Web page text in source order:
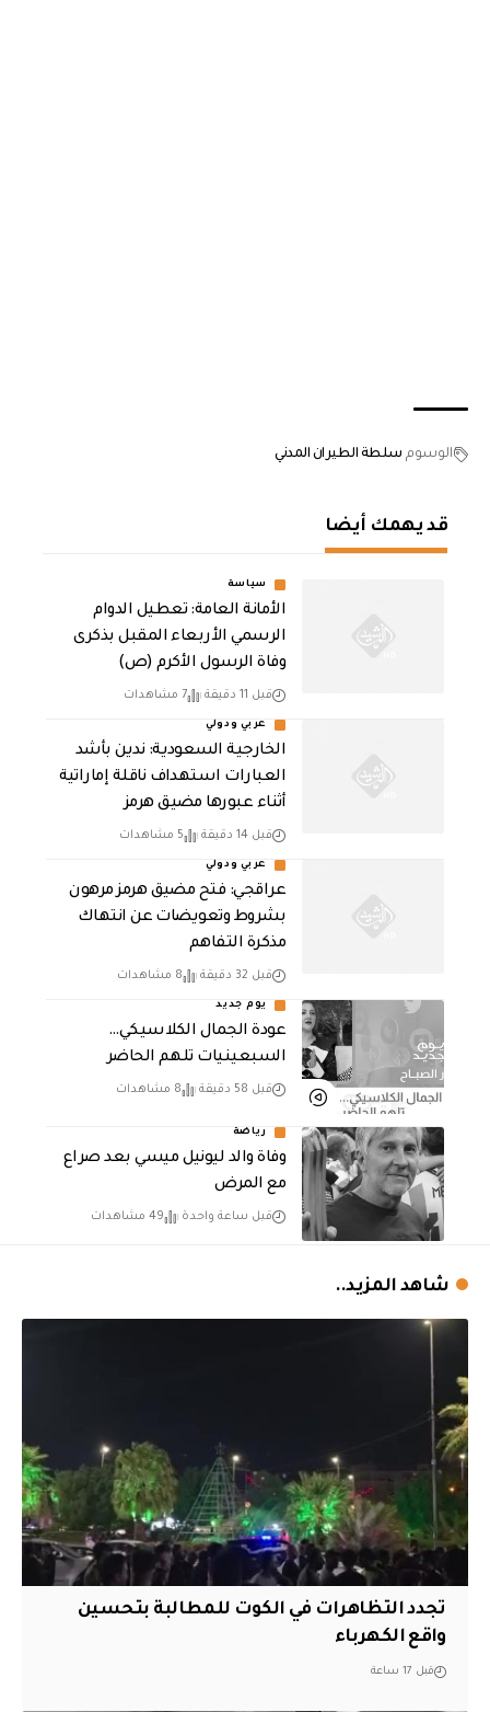
الوسوم سلطة الطيران المدني
قد يهمك أيضا
سياسة
الأمانة العامة: تعطيل الدوام
الرسمي الأربعاء المقبل بذكرى
وفاة الرسول الأكرم (ص)
قبل 11 دقيقة 7 مشاهدات
عربي ودولي
‏الخارجية السعودية: ندين بأشد
العبارات استهداف ناقلة إماراتية
أثناء عبورها مضيق هرمز
قبل 14 دقيقة 5 مشاهدات
عربي ودولي
عراقجي: فتح مضيق هرمز مرهون
بشروط وتعويضات عن انتهاك
مذكرة التفاهم
قبل 32 دقيقة 8 مشاهدات
يوم جديد
عودة الجمال الكلاسيكي…
السبعينيات تلهم الحاضر
قبل 58 دقيقة 8 مشاهدات
رياضة
وفاة والد ليونيل ميسي بعد صراع
مع المرض
قبل ساعة واحدة 49 مشاهدات
شاهد المزيد..
تجدد التظاهرات في الكوت للمطالبة بتحسين
واقع الكهرباء
قبل 17 ساعة